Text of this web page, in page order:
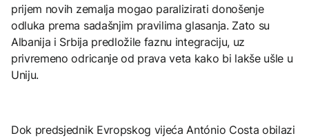
prijem novih zemalja mogao paralizirati donošenje
odluka prema sadašnjim pravilima glasanja. Zato su
Albanija i Srbija predložile faznu integraciju, uz
privremeno odricanje od prava veta kako bi lakše ušle u
Uniju.
Dok predsjednik Evropskog vijeća António Costa obilazi